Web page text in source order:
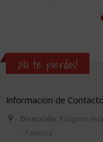
¡No te pierdas!
Informacion de Contacto
Dirección: Polígono
- Palencia